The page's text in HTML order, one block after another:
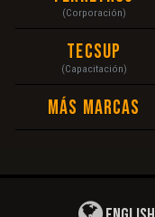
(Corporación)
Tecsup
(Capacitación)
Más Marcas